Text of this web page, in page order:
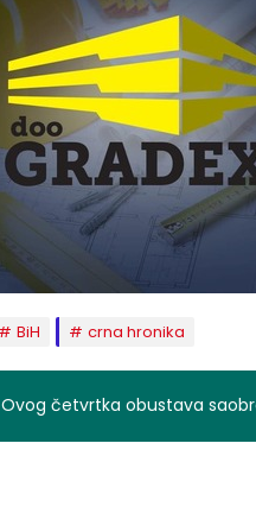
BiH crna hronika
Ovog četvrtka obustava